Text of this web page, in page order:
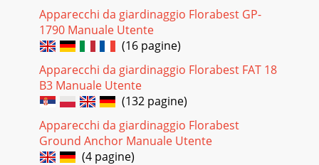
Apparecchi da giardinaggio Florabest GP-
1790 Manuale Utente
(16 pagine)
Apparecchi da giardinaggio Florabest FAT 18
B3 Manuale Utente
(132 pagine)
Apparecchi da giardinaggio Florabest
Ground Anchor Manuale Utente
(4 pagine)